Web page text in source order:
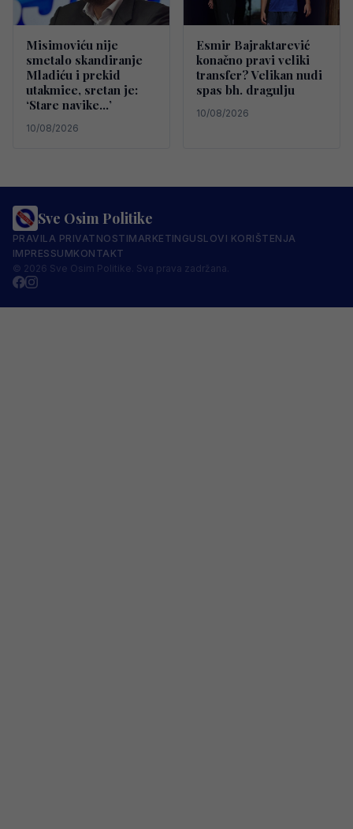
Misimoviću nije
smetalo skandiranje
Mladiću i prekid
utakmice, sretan je:
‘Stare navike…’
10/08/2026
Esmir Bajraktarević
konačno pravi veliki
transfer? Velikan nudi
spas bh. dragulju
10/08/2026
Sve Osim Politike
PRAVILA PRIVATNOSTIMARKETINGUSLOVI KORIŠTENJA
IMPRESSUMKONTAKT
© 2026 Sve Osim Politike. Sva prava zadržana.